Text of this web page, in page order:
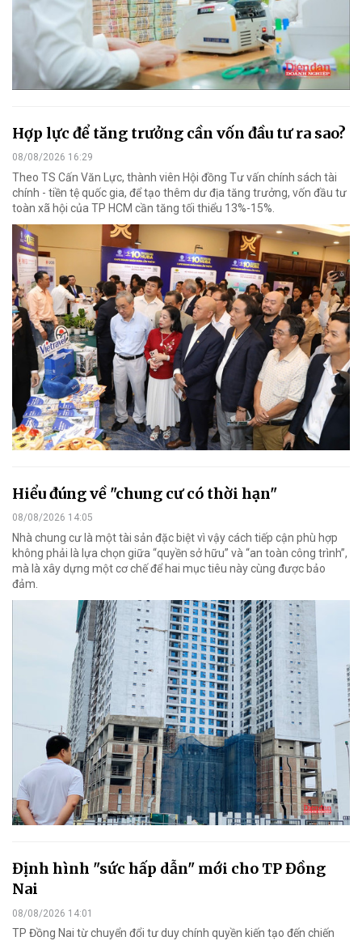
Hợp lực để tăng trưởng cần vốn đầu tư ra sao?
08/08/2026 16:29
Theo TS Cấn Văn Lực, thành viên Hội đồng Tư vấn chính sách tài
chính - tiền tệ quốc gia, để tạo thêm dư địa tăng trưởng, vốn đầu tư
toàn xã hội của TP HCM cần tăng tối thiểu 13%-15%.
Hiểu đúng về "chung cư có thời hạn"
08/08/2026 14:05
Nhà chung cư là một tài sản đặc biệt vì vậy cách tiếp cận phù hợp
không phải là lựa chọn giữa “quyền sở hữu” và “an toàn công trình”,
mà là xây dựng một cơ chế để hai mục tiêu này cùng được bảo
đảm.
Định hình "sức hấp dẫn" mới cho TP Đồng
Nai
08/08/2026 14:01
TP Đồng Nai từ chuyển đổi tư duy chính quyền kiến tạo đến chiến